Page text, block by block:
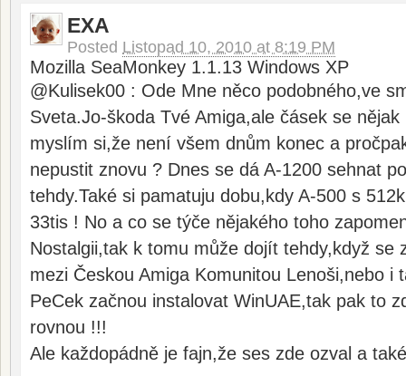
EXA
Posted Listopad 10, 2010 at 8:19 PM
Mozilla SeaMonkey 1.1.13 Windows XP
@Kulisek00 : Ode Mne něco podobného,ve
Sveta.Jo-škoda Tvé Amiga,ale čásek se
myslím si,že není všem dnům konec a
nepustit znovu ? Dnes se dá A-1200 sehnat
tehdy.Také si pamatuju dobu,kdy A-500 s
33tis ! No a co se týče nějakého toho
Nostalgii,tak k tomu může dojít tehdy,když se
mezi Českou Amiga Komunitou Lenoši,nebo i
PeCek začnou instalovat WinUAE,tak pak to
rovnou !!!
Ale každopádně je fajn,že ses zde ozval a